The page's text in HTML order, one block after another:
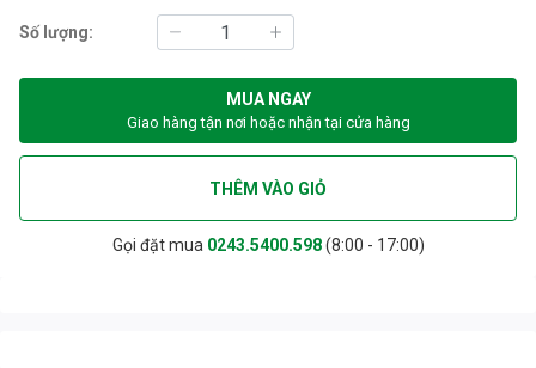
Số lượng:
MUA NGAY
Giao hàng tận nơi hoặc nhận tại cửa hàng
THÊM VÀO GIỎ
Gọi đặt mua 0243.5400.598(8:00 - 17:00)